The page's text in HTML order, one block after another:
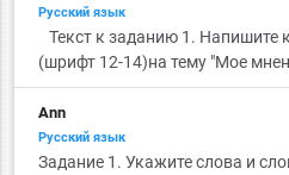
Русский язык
Текст к заданию 1. Напишите
(шрифт 12-14)на тему "Мое
Ann
Русский язык
Задание 1. Укажите слова и